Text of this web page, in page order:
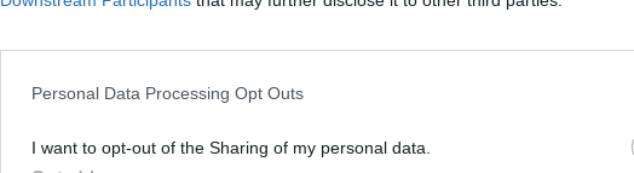
Personal Data Processing Opt Outs
I want to opt-out of the Sharing of my personal data.